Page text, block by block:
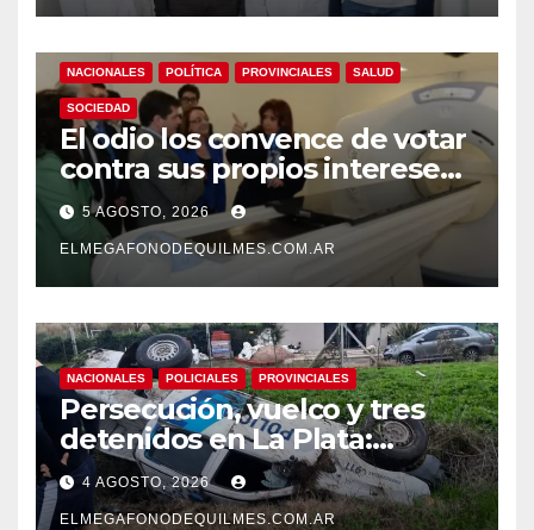
demencias
NACIONALES POLÍTICA PROVINCIALES SALUD
SOCIEDAD
El odio los convence de votar
contra sus propios intereses.
Una Sociedad atrapada en la
grieta
5 AGOSTO, 2026
ELMEGAFONODEQUILMES.COM.AR
NACIONALES POLICIALES PROVINCIALES
Persecución, vuelco y tres
detenidos en La Plata:
recuperaron motos robadas
tras un operativo policial
4 AGOSTO, 2026
ELMEGAFONODEQUILMES.COM.AR